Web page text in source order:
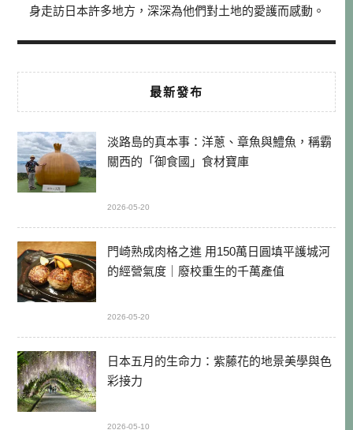
身走訪日本許多地方，深深為他們對土地的愛護而感動。
最新發布
淡路島的真本事：洋蔥、章魚與鱧魚，稱霸
關西的「御食國」食材寶庫
2026-05-20
門崎熟成肉格之進 用150萬日圓填平護城河
的經營氣度｜廢校重生的千萬產值
2026-05-20
日本五月的生命力：紫藤花的地景美學與色
彩接力
2026-05-10